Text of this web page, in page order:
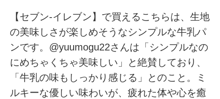
【セブン-イレブン】で買えるこちらは、生地
の美味しさが楽しめそうなシンプルな牛乳パ
ンです。@yuumogu22さんは「シンプルなの
にめちゃくちゃ美味しい」と絶賛しており、
「牛乳の味もしっかり感じる」とのこと。ミ
ルキーな優しい味わいが、疲れた体や心を癒